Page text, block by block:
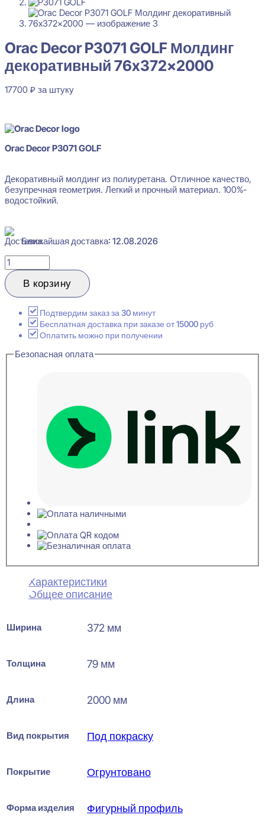
Orac Decor P3071 GOLF Молдинг
декоративный 76x372x2000
17700 ₽ за штуку
Orac Decor P3071 GOLF
Декоративный молдинг из полиуретана. Отличное качество,
безупречная геометрия. Легкий и прочный материал. 100%-
водостойкий.
Ближайшая доставка: 12.08.2026
Количество
товара
Orac
Decor
GOLF
Молдинг
декоративный
В корзину
Подтвердим заказ за 30 минут
Бесплатная доставка при заказе от 15000 руб
Оплатить можно при получении
Безопасная оплата
Характеристики
Общее описание
Ширина 372 мм
Толщина 79 мм
Длина 2000 мм
Вид покрытия Под покраску
Покрытие Огрунтовано
Форма изделия Фигурный профиль